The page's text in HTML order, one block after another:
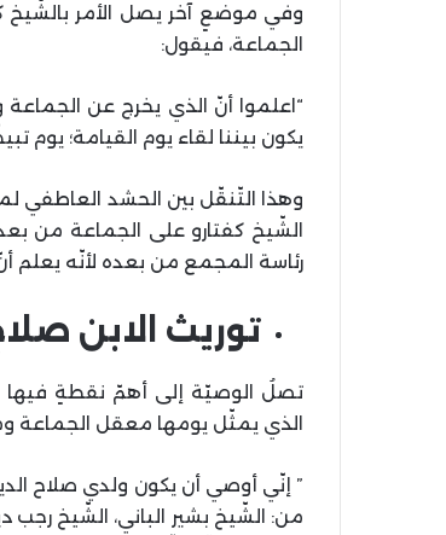
وفي موضعٍ آخر يصل الأمر بالشّيخ
الجماعة، فيقول:
“اعلموا أنّ الذي يخرج عن
يكون بيننا لقاء يوم القيامة؛
وهذا التّنقّل بين الحشد العاطفي
الشّيخ كفتارو على الجماعة من
رئاسة المجمع من بعده لأنّه يعلم
توريث الابن
تصلُ الوصيّة إلى أهمّ نقطةٍ فيها
الذي يمثّل يومها معقل الجماعة
” إنّي أوصي أن يكون ولدي صلاح
من: الشّيخ بشير الباني، الشّيخ رجب